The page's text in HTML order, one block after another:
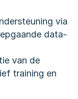
via
data-
van de
training en